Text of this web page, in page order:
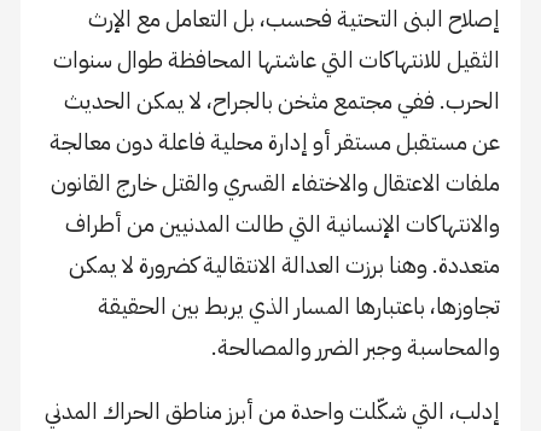
إصلاح البنى التحتية فحسب، بل التعامل مع الإرث
الثقيل للانتهاكات التي عاشتها المحافظة طوال سنوات
الحرب. ففي مجتمع مثخن بالجراح، لا يمكن الحديث
عن مستقبل مستقر أو إدارة محلية فاعلة دون معالجة
ملفات الاعتقال والاختفاء القسري والقتل خارج القانون
والانتهاكات الإنسانية التي طالت المدنيين من أطراف
متعددة. وهنا برزت العدالة الانتقالية كضرورة لا يمكن
تجاوزها، باعتبارها المسار الذي يربط بين الحقيقة
والمحاسبة وجبر الضرر والمصالحة.
إدلب، التي شكّلت واحدة من أبرز مناطق الحراك المدني